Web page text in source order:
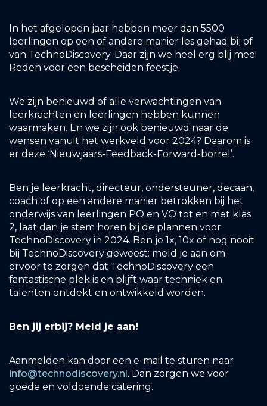
In het afgelopen jaar hebben meer dan 5500
leerlingen op een of andere manier les gehad bij of
van TechnoDiscovery. Daar zijn we heel erg blij mee!
Reden voor een bescheiden feestje.
We zijn benieuwd of alle verwachtingen van
leerkrachten en leerlingen hebben kunnen
waarmaken. En we zijn ook benieuwd naar de
wensen vanuit het werkveld voor 2024? Daarom is
er deze ‘Nieuwjaars-Feedback-Forward-borrel’.
Ben je leerkracht, directeur, ondersteuner, decaan,
coach of op een andere manier betrokken bij het
onderwijs van leerlingen PO en VO tot en met klas
2, laat dan je stem horen bij de plannen voor
TechnoDiscovery in 2024. Ben je 1x, 10x of nog nooit
bij TechnoDiscovery geweest: meld je aan om
ervoor te zorgen dat TechnoDiscovery een
fantastische plek is en blijft waar techniek en
talenten ontdekt en ontwikkeld worden.
Ben jij erbij? Meld je aan!
Aanmelden kan door een e-mail te sturen naar
info@technodiscovery.nl. Dan zorgen we voor
goede en voldoende catering.